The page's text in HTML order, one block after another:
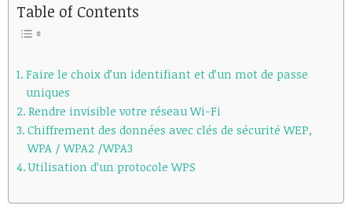
Table of Contents
Faire le choix d’un identifiant et d’un mot de passe
uniques
Rendre invisible votre réseau Wi-Fi
Chiffrement des données avec clés de sécurité WEP,
WPA / WPA2 /WPA3
Utilisation d’un protocole WPS